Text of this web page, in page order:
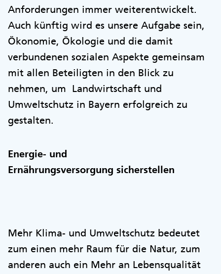
Anforderungen immer weiterentwickelt.
Auch künftig wird es unsere Aufgabe sein,
Ökonomie, Ökologie und die damit
verbundenen sozialen Aspekte gemeinsam
mit allen Beteiligten in den Blick zu
nehmen, um Landwirtschaft und
Umweltschutz in Bayern erfolgreich zu
gestalten.
Energie- und
Ernährungsversorgung sicherstellen
Mehr Klima- und Umweltschutz bedeutet
zum einen mehr Raum für die Natur, zum
anderen auch ein Mehr an Lebensqualität